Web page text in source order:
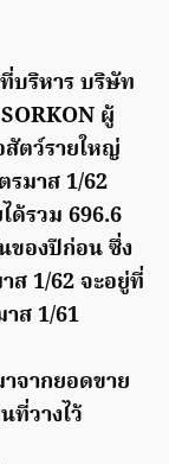
บริหาร บริษัท
ผู้
ตว์รายใหญ่
รมาส 1/62
ด้รวม 696.6
ของปีก่อน ซึ่ง
ส 1/62 จะอยู่ที่
ส 1/61
จากยอดขาย
วางไว้